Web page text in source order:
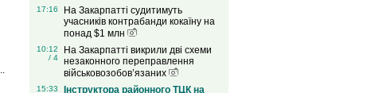
17:16
На Закарпатті судитимуть
учасників контрабанди кокаїну на
понад $1 млн
10:12
/ 4
На Закарпатті викрили дві схеми
незаконного переправлення
військовозобов’язаних
15:33
Інструктора районного ТЦК на